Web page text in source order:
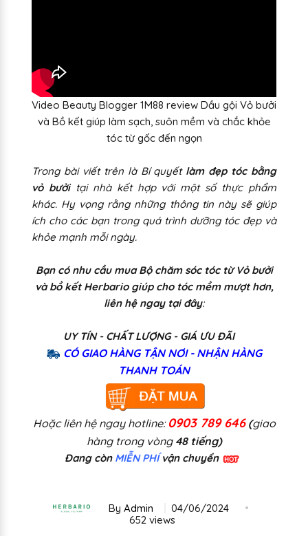
Video Beauty Blogger 1M88 review Dầu gội Vỏ bưởi
và Bồ kết giúp làm sạch, suôn mềm và chắc khỏe
tóc từ gốc đến ngọn
Trong bài viết trên là Bí quyết làm đẹp tóc bằng
vỏ bưởitại nhà kết hợp với một số thực phẩm
khác. Hy vọng rằng những thông tin này sẽ giúp
ích cho các bạn trong quá trình dưỡng tóc đẹp và
khỏe mạnh mỗi ngày.
Bạn có nhu cầu mua Bộ chăm sóc tóc từ Vỏ bưởi
và bồ kết Herbario giúp cho tóc mềm mượt hơn,
liên hệ ngay tại đây:
UY TÍN - CHẤT LƯỢNG - GIÁ ƯU ĐÃI
CÓ GIAO HÀNG TẬN NƠI - NHẬN HÀNG
THANH TOÁN
Hoặc liên hệ ngay hotline: 0903 789 646(giao
hàng trong vòng 48 tiếng)
Đang còn MIỄN PHÍ vận chuyển
By Admin
04/06/2024
652 views